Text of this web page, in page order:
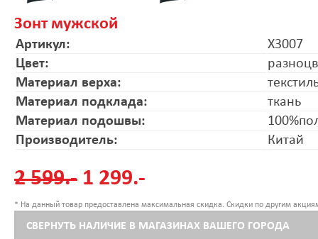
Зонт мужской
Артикул:
X3007
Цвет:
Материал верха:
Материал подклада:
ткань
Материал подошвы:
Производитель:
Китай
2 599.- 1 299.-
* На данный товар предоставлена максимальная скидка. Скидки по другим
СВЕРНУТЬ НАЛИЧИЕ В МАГАЗИНАХ ВАШЕГО ГОРОДА